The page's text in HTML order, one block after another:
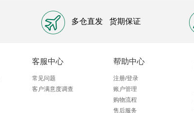
多仓直发 货期保证
客服中心
常见问题
客户满意度调查
帮助中心
注册/登录
账户管理
购物流程
售后服务